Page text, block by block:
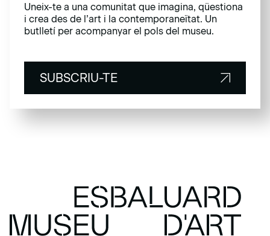
Uneix-te a una comunitat que imagina, qüestiona
i crea des de l’art i la contemporaneïtat. Un
butlletí per acompanyar el pols del museu.
SUBSCRIU-TE
SUBSCRIU-TE